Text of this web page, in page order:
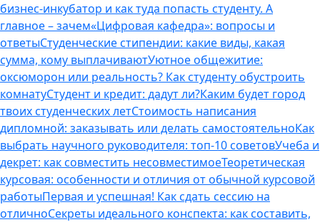
бизнес-инкубатор и как туда попасть студенту. А
главное – зачем«Цифровая кафедра»: вопросы и
ответыСтуденческие стипендии: какие виды, какая
сумма, кому выплачиваютУютное общежитие:
оксюморон или реальность? Как студенту обустроить
комнатуСтудент и кредит: дадут ли?Каким будет город
твоих студенческих летСтоимость написания
дипломной: заказывать или делать самостоятельноКак
выбрать научного руководителя: топ-10 советовУчеба и
декрет: как совместить несовместимоеТеоретическая
курсовая: особенности и отличия от обычной курсовой
работыПервая и успешная! Как сдать сессию на
отличноСекреты идеального конспекта: как составить,